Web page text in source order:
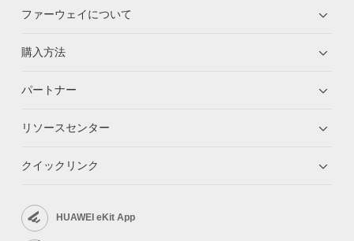
ファーウェイについて
購入方法
パートナー
リソースセンター
クイックリンク
HUAWEI eKit App